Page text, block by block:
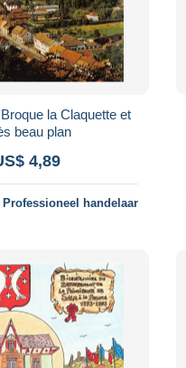
et
très beau plan
4,89
Professioneel handelaar